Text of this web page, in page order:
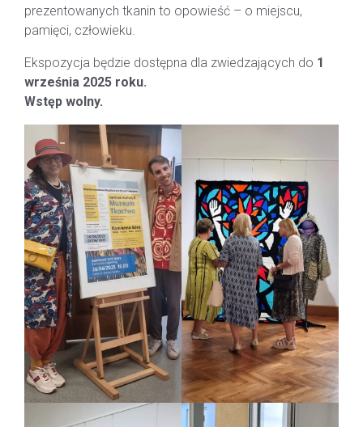
prezentowanych tkanin to opowieść – o miejscu,
pamięci, człowieku.
Ekspozycja będzie dostępna dla zwiedzających do 1
września 2025 roku.
Wstęp wolny.